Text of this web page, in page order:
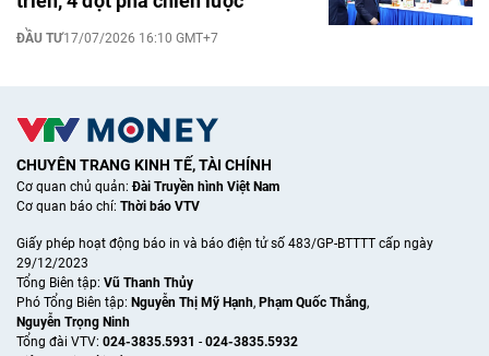
ĐẦU TƯ17/07/2026 16:10 GMT+7
CHUYÊN TRANG KINH TẾ, TÀI CHÍNH
Cơ quan chủ quản:Đài Truyền hình Việt Nam
Cơ quan báo chí: Thời báo VTV
Giấy phép hoạt động báo in và báo điện tử số 483/GP-BTTTT cấp ngày
29/12/2023
Tổng Biên tập: Vũ Thanh Thủy
Phó Tổng Biên tập: Nguyễn Thị Mỹ Hạnh, Phạm Quốc Thắng,
Nguyễn Trọng Ninh
Tổng đài VTV: 024-3835.5931 - 024-3835.5932